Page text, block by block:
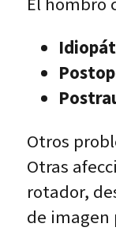
Otros
Otras
rotador,
de imagen